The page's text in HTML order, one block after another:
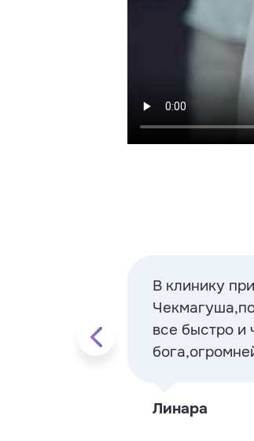
В клинику
все быстро и
Линара